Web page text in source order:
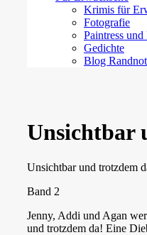
Krimis für
Fotografie
Paintress und
Gedichte
Blog
Unsichtbar
Unsichtbar und trotzdem
Band 2
Jenny, Addi und Agan
und trotzdem da! Eine